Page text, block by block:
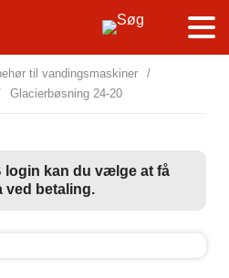
til vandingsmaskiner
/
Glacierbøsning 24-20
login kan du vælge at få
ved betaling.